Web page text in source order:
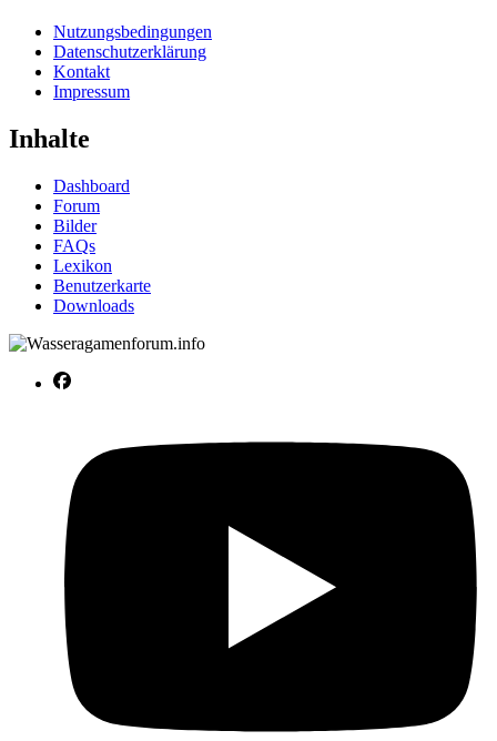
Nutzungsbedingungen
Datenschutzerklärung
Kontakt
Impressum
Inhalte
Dashboard
Forum
Bilder
FAQs
Lexikon
Benutzerkarte
Downloads